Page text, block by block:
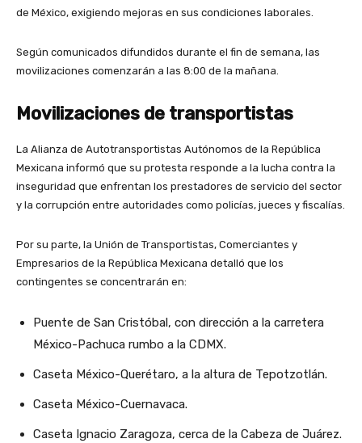
de México, exigiendo mejoras en sus condiciones laborales.
Según comunicados difundidos durante el fin de semana, las
movilizaciones comenzarán a las 8:00 de la mañana.
Movilizaciones de transportistas
La Alianza de Autotransportistas Autónomos de la República
Mexicana informó que su protesta responde a la lucha contra la
inseguridad que enfrentan los prestadores de servicio del sector
y la corrupción entre autoridades como policías, jueces y fiscalías.
Por su parte, la Unión de Transportistas, Comerciantes y
Empresarios de la República Mexicana detalló que los
contingentes se concentrarán en:
Puente de San Cristóbal, con dirección a la carretera
México-Pachuca rumbo a la CDMX.
Caseta México-Querétaro, a la altura de Tepotzotlán.
Caseta México-Cuernavaca.
Caseta Ignacio Zaragoza, cerca de la Cabeza de Juárez.